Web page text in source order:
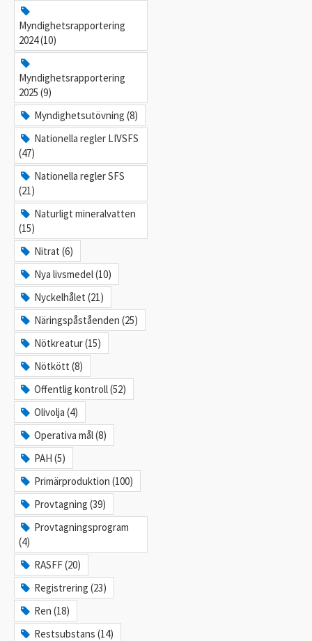
Myndighetsrapportering
2024 (10)
Myndighetsrapportering
2025 (9)
Myndighetsutövning (8)
Nationella regler LIVSFS
(47)
Nationella regler SFS
(21)
Naturligt mineralvatten
(15)
Nitrat (6)
Nya livsmedel (10)
Nyckelhålet (21)
Näringspåståenden (25)
Nötkreatur (15)
Nötkött (8)
Offentlig kontroll (52)
Olivolja (4)
Operativa mål (8)
PAH (5)
Primärproduktion (100)
Provtagning (39)
Provtagningsprogram
(4)
RASFF (20)
Registrering (23)
Ren (18)
Restsubstans (14)